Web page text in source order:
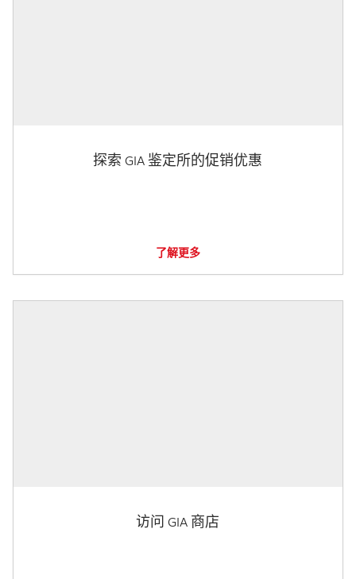
探索 GIA 鉴定所的促销优惠
了解更多
访问 GIA 商店